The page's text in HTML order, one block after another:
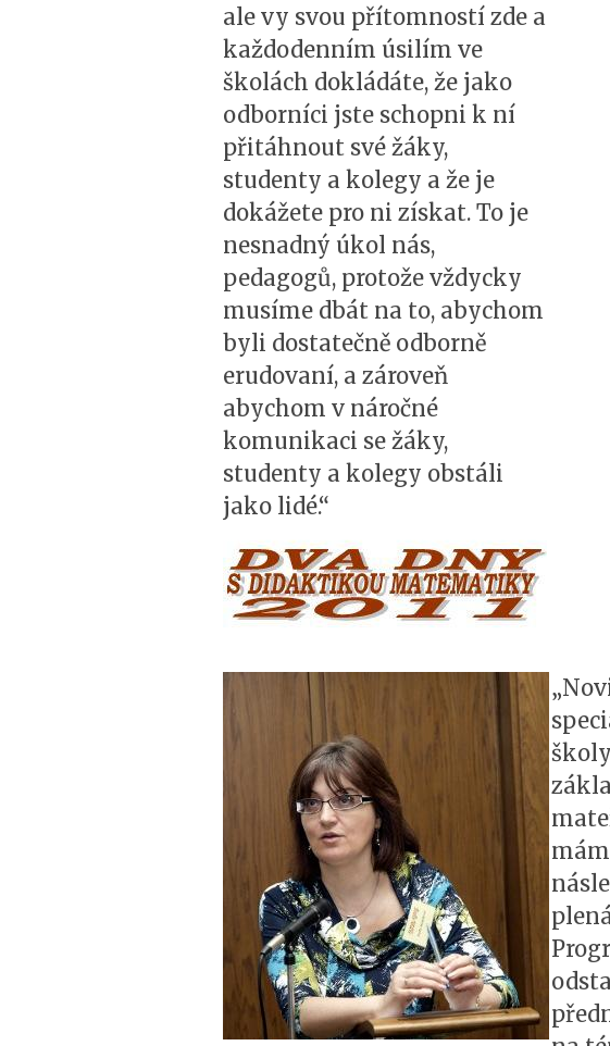
ale vy svou přítomností zde a
každodenním úsilím ve
školách dokládáte, že jako
odborníci jste schopni k ní
přitáhnout své žáky,
studenty a kolegy a že je
dokážete pro ni získat. To je
nesnadný úkol nás,
pedagogů, protože vždycky
musíme dbát na to, abychom
byli dostatečně odborně
erudovaní, a zároveň
abychom v náročné
komunikaci se žáky,
studenty a kolegy obstáli
jako lidé.“